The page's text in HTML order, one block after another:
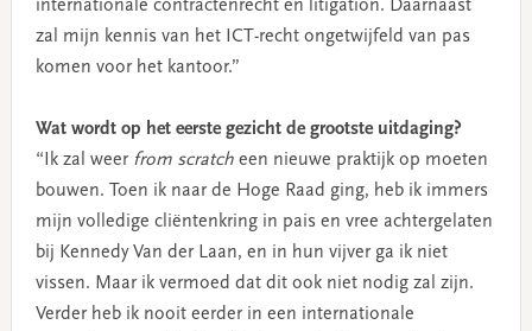
internationale contractenrecht en litigation. Daarnaast
zal mijn kennis van het ICT-recht ongetwijfeld van pas
komen voor het kantoor.”
Wat wordt op het eerste gezicht de grootste uitdaging?
“Ik zal weer from scratcheen nieuwe praktijk op moeten
bouwen. Toen ik naar de Hoge Raad ging, heb ik immers
mijn volledige cliëntenkring in pais en vree achtergelaten
bij Kennedy Van der Laan, en in hun vijver ga ik niet
vissen. Maar ik vermoed dat dit ook niet nodig zal zijn.
Verder heb ik nooit eerder in een internationale